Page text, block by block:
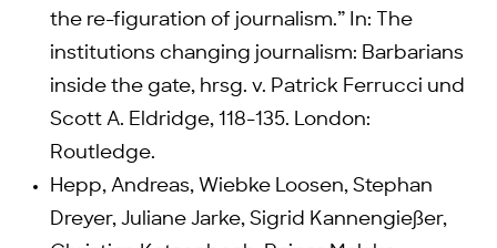
the re-figuration of journalism.” In: The
institutions changing journalism: Barbarians
inside the gate, hrsg. v. Patrick Ferrucci und
Scott A. Eldridge, 118-135. London:
Routledge.
Hepp, Andreas, Wiebke Loosen, Stephan
Dreyer, Juliane Jarke, Sigrid Kannengießer,